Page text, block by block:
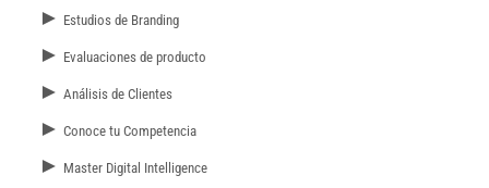
► Estudios de Branding
► Evaluaciones de producto
► Análisis de Clientes
► Conoce tu Competencia
► Master Digital Intelligence